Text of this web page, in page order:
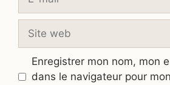
Site
Enregistrer mon nom, mon
dans le navigateur pour